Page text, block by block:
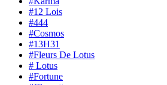
#12 Lois
#444
#Cosmos
#13H31
#Fleurs De Lotus
# Lotus
#Fortune